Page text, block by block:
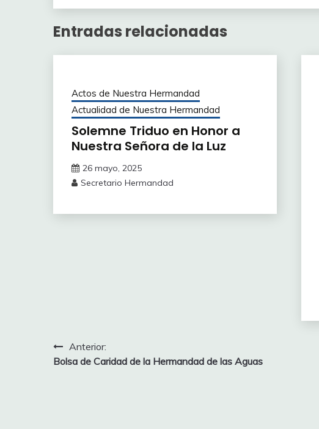
Entradas relacionadas
Actos de Nuestra Hermandad
Actualidad de Nuestra Hermandad
Solemne Triduo en Honor a
Nuestra Señora de la Luz
26 mayo, 2025
Secretario Hermandad
Navegación
de
Anterior:
Bolsa de Caridad de la Hermandad de las Aguas